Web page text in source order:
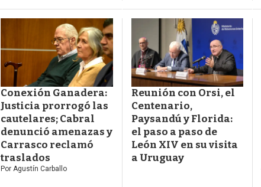
Conexión Ganadera:
Justicia prorrogó las
cautelares; Cabral
denunció amenazas y
Carrasco reclamó
traslados
Por Agustín Carballo
Reunión con Orsi, el
Centenario,
Paysandú y Florida:
el paso a paso de
León XIV en su visita
a Uruguay